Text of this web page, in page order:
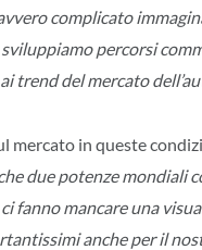
complicato
percorsi
trend del mercato
mercato in queste
due potenze mondiali
fanno mancare una
anche per il